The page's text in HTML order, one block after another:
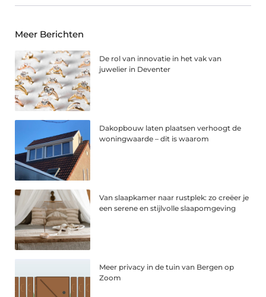
Meer Berichten
De rol van innovatie in het vak van
juwelier in Deventer
Dakopbouw laten plaatsen verhoogt de
woningwaarde – dit is waarom
Van slaapkamer naar rustplek: zo creëer je
een serene en stijlvolle slaapomgeving
Meer privacy in de tuin van Bergen op
Zoom